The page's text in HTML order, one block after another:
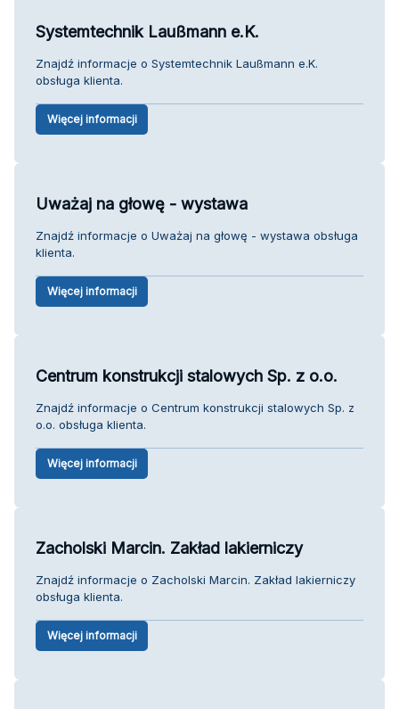
Systemtechnik Laußmann e.K.
Znajdź informacje o Systemtechnik Laußmann e.K.
obsługa klienta.
Więcej informacji
Uważaj na głowę - wystawa
Znajdź informacje o Uważaj na głowę - wystawa obsługa
klienta.
Więcej informacji
Centrum konstrukcji stalowych Sp. z o.o.
Znajdź informacje o Centrum konstrukcji stalowych Sp. z
o.o. obsługa klienta.
Więcej informacji
Zacholski Marcin. Zakład lakierniczy
Znajdź informacje o Zacholski Marcin. Zakład lakierniczy
obsługa klienta.
Więcej informacji